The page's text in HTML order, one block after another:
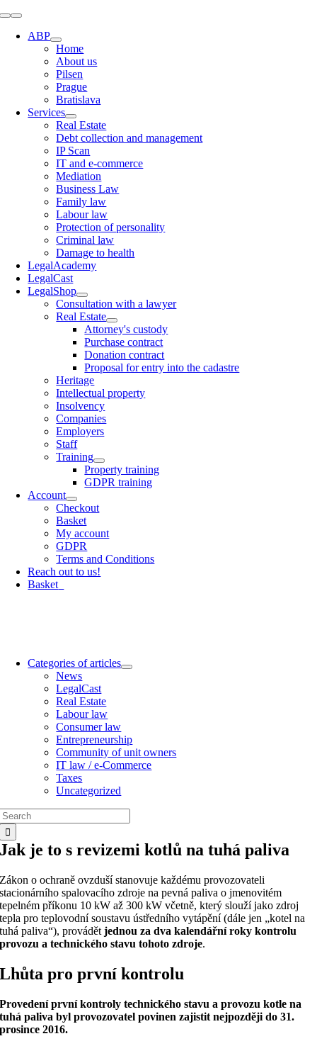
Skip
content
Toggle
Navigation
ABP
Home
About us
Pilsen
Prague
Bratislava
Services
Real Estate
Debt collection and management
IP Scan
IT and e-commerce
Mediation
Business Law
Family law
Labour law
Protection of personality
Criminal law
Damage to health
LegalAcademy
LegalCast
LegalShop
Consultation with a lawyer
Real Estate
Attorney's custody
Purchase contract
Donation contract
Proposal for entry into the cadastre
Heritage
Intellectual property
Insolvency
Companies
Employers
Staff
Training
Property training
GDPR training
Account
Checkout
Basket
My account
GDPR
Terms and Conditions
Reach out to us!
Basket
Categories of articles
News
LegalCast
Real Estate
Labour law
Consumer law
Entrepreneurship
Community of unit owners
IT law / e-Commerce
Taxes
Uncategorized
Jak je to s revizemi kotlů na tuhá paliva
Zákon o ochraně ovzduší stanovuje každému provozovateli
stacionárního spalovacího zdroje na pevná paliva o jmenovitém
tepelném příkonu 10 kW až 300 kW včetně, který slouží jako zdroj
tepla pro teplovodní soustavu ústředního vytápění (dále jen „kotel na
tuhá paliva“), provádětjednou za dva kalendářní roky kontrolu
provozu a technického stavu tohoto zdroje.
Lhůta pro první kontrolu
Provedení první kontroly technického stavu a provozu kotle na
tuhá paliva byl provozovatel povinen zajistit nejpozději do 31.
prosince 2016.